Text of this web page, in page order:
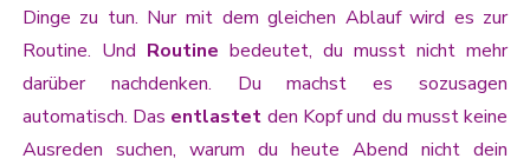
Dinge zu tun. Nur mit dem gleichen Ablauf wird es zur
Routine. Und Routine bedeutet, du musst nicht mehr
darüber nachdenken. Du machst es sozusagen
automatisch. Das entlastet den Kopf und du musst keine
Ausreden suchen, warum du heute Abend nicht dein